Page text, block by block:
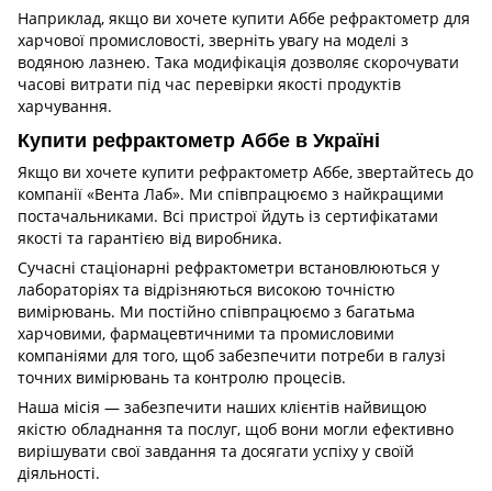
Наприклад, якщо ви хочете купити Аббе рефрактометр для
харчової промисловості, зверніть увагу на моделі з
водяною лазнею. Така модифікація дозволяє скорочувати
часові витрати під час перевірки якості продуктів
харчування.
Купити рефрактометр Аббе в Україні
Якщо ви хочете купити рефрактометр Аббе, звертайтесь до
компанії «Вента Лаб». Ми співпрацюємо з найкращими
постачальниками. Всі пристрої йдуть із сертифікатами
якості та гарантією від виробника.
Сучасні стаціонарні рефрактометри встановлюються у
лабораторіях та відрізняються високою точністю
вимірювань. Ми постійно співпрацюємо з багатьма
харчовими, фармацевтичними та промисловими
компаніями для того, щоб забезпечити потреби в галузі
точних вимірювань та контролю процесів.
Наша місія — забезпечити наших клієнтів найвищою
якістю обладнання та послуг, щоб вони могли ефективно
вирішувати свої завдання та досягати успіху у своїй
діяльності.